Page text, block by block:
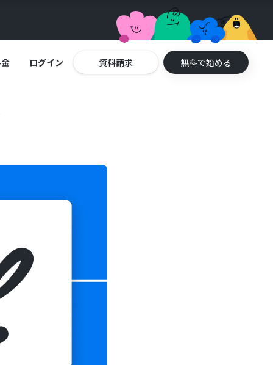
ログイン 資料請求 無料で始める